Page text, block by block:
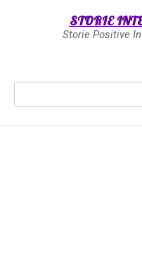
STORIE
Storie Positive